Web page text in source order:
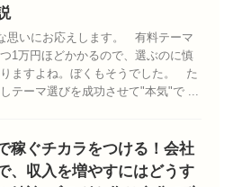
思いにお応えします。 有料テーマ
1万円ほどかかるので、選ぶのに慎
ますよね。ぼくもそうでした。 た
テーマ選びを成功させて"本気"で ...
稼ぐチカラをつける！会社
、収入を増やすにはどうす